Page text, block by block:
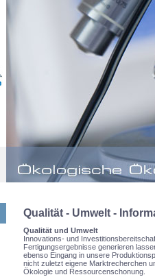
Qualität - Umwelt -
Qualität und Umwelt
Innovations- und
Fertigungsergebnisse generieren
ebenso Eingang in unsere
nicht zuletzt eigene Marktrecherchen
Ökologie und Ressourcenschonung.